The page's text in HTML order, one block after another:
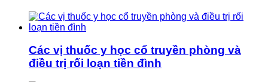
Các vị thuốc y học cổ truyền phòng và
điều trị rối loạn tiền đình